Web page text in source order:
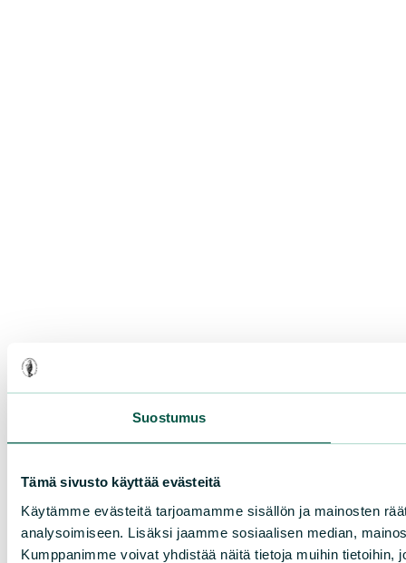
Suostumus
Tämä sivusto käyttää evästeitä
Käytämme evästeitä tarjoamamme sisällön ja mainosten
analysoimiseen. Lisäksi jaamme sosiaalisen median,
Kumppanimme voivat yhdistää näitä tietoja muihin tietoihin,